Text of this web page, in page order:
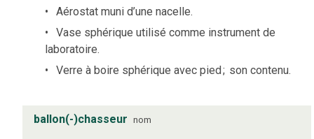
Aérostat muni d’une nacelle.
Vase sphérique utilisé comme instrument de
laboratoire.
Verre à boire sphérique avec pied; son contenu.
ballon(-)chasseur nom